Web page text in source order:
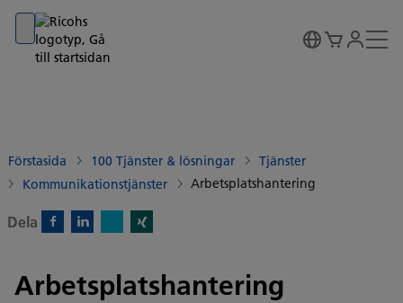
Go to banner
Go to content
Go to footer
Förstasida 100 Tjänster & lösningar
Tjänster
Kommunikationstjänster
Arbetsplatshantering
Dela
Arbetsplatshantering